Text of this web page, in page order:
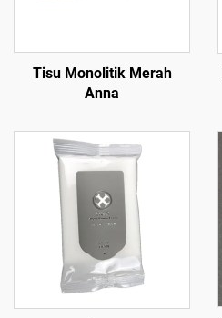
Tisu Monolitik Merah
Anna